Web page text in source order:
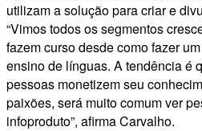
utilizam a solução para criar e
“Vimos todos os segmentos
fazem curso desde como fazer
ensino de línguas. A tendência é
pessoas monetizem seu
paixões, será muito comum ver
infoproduto”, afirma Carvalho.